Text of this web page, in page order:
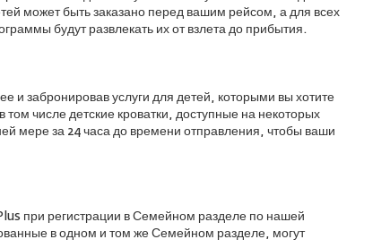
может быть заказано перед вашим рейсом, а для всех
будут развлекать их от взлета до прибытия.
и забронировав услуги для детей, которыми вы хотите
числе детские кроватки, доступные на некоторых
мере за 24 часа до времени отправления, чтобы ваши
при регистрации в Семейном разделе по нашей
в одном и том же Семейном разделе, могут